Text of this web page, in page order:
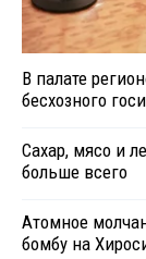
В палате
бесхозного
Сахар, мясо и
больше всего
Атомное
бомбу на